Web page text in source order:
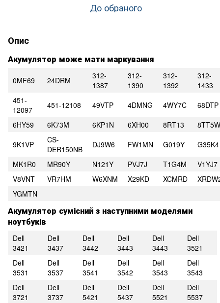
До обраного
Опис
Акумулятор може мати маркування
0MF69 24DRM
312-
1387
312-
1390
312-
1392
312-
1433
451-
12097
451-12108 49VTP 4DMNG 4WY7C
68DTP
6HY59
6K73M 6KP1N 6XH00 8RT13
8TT5W
9K1VP
CS-
DER150NB
DJ9W6 FW1MN G019Y
G35K4
MK1R0
MR90Y N121Y PVJ7J T1G4M
V1YJ7
V8VNT
VR7HM W6XNM X29KD XCMRD
YGMTN
Акумулятор сумісний з наступними моделями
ноутбуків
Dell
3421
Dell
3437
Dell
3442
Dell
3443
Dell
3443
Dell
3521
Dell
3531
Dell
3537
Dell
3541
Dell
3542
Dell
3543
Dell
3543
Dell
3721
Dell
3737
Dell
5421
Dell
5437
Dell
5521
Dell
5537